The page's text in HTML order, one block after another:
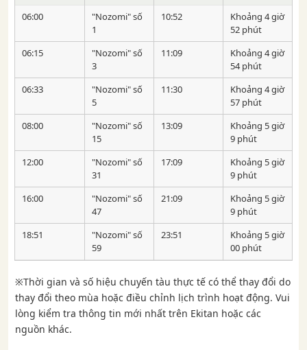
06:00
"Nozomi" số
1
10:52
Khoảng 4 giờ
52 phút
06:15
"Nozomi" số
3
11:09
Khoảng 4 giờ
54 phút
06:33
"Nozomi" số
5
11:30
Khoảng 4 giờ
57 phút
08:00
"Nozomi" số
15
13:09
Khoảng 5 giờ
9 phút
12:00
"Nozomi" số
31
17:09
Khoảng 5 giờ
9 phút
16:00
"Nozomi" số
47
21:09
Khoảng 5 giờ
9 phút
18:51
"Nozomi" số
59
23:51
Khoảng 5 giờ
00 phút
※Thời gian và số hiệu chuyến tàu thực tế có thể thay đổi do
thay đổi theo mùa hoặc điều chỉnh lịch trình hoạt động. Vui
lòng kiểm tra thông tin mới nhất trên Ekitan hoặc các
nguồn khác.